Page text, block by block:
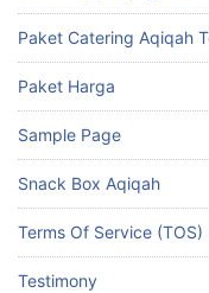
Paket Catering Aqiqah
Paket Harga
Sample Page
Snack Box Aqiqah
Terms Of Service (TOS)
Testimony